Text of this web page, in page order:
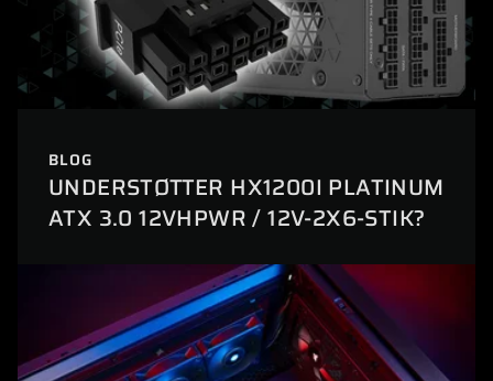
BLOG
UNDERSTØTTER HX1200I PLATINUM
ATX 3.0 12VHPWR / 12V-2X6-STIK?